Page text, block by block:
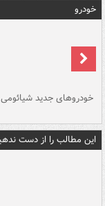
خودرو
خودروهای جدید شیائومی
این مطالب را از دست